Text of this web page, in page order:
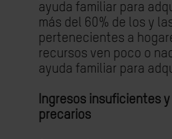
ayuda familiar para
más del 60% de los y
pertenecientes a
recursos ven poco o
ayuda familiar para
Ingresos insuficientes
precarios